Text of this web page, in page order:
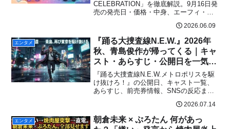
CELEBRATION」を徹底解説。9月16日発
売の発売日・価格・中身、エーフィ・ブ
バー本人確認の仕組みまで最新情報をわ
かりやすくまとめました。
2026.06.09
エンタメ
『踊る大捜査線N.E.W.』2026年
秋、青島俊作が帰ってくる｜キャ
スト・あらすじ・公開日を一気読
み
『踊る大捜査線N.E.W.メトロポリスを駆
け抜けろ！』の公開日、キャスト一覧、
あらすじ、前売券情報、SNSの反応まで
2026.07.14
エンタメ
朝倉未来 × ぷろたん 何があっ